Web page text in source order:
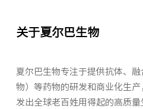
关于夏尔巴生物
夏尔巴生物专注于提供抗体、
物）等药物的研发和商业化生
发出全球老百姓用得起的高质